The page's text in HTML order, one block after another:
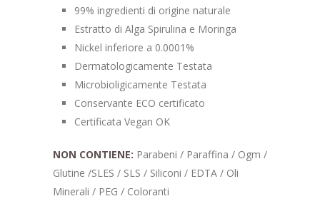
99% ingredienti di origine naturale
Estratto di Alga Spirulina e Moringa
Nickel inferiore a 0.0001%
Dermatologicamente Testata
Microbioligicamente Testata
Conservante ECO certificato
Certificata Vegan OK
NON CONTIENE: Parabeni / Paraffina / Ogm /
Glutine /SLES / SLS / Siliconi / EDTA / Oli
Minerali / PEG / Coloranti